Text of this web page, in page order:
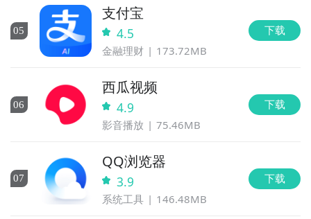
05
支付宝
4.5
金融理财 173.72MB
下载
06
西瓜视频
4.9
影音播放 75.46MB
下载
07
QQ浏览器
3.9
系统工具 146.48MB
下载